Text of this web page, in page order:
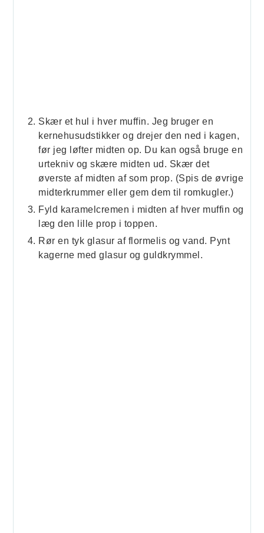
Skær et hul i hver muffin. Jeg bruger en
kernehusudstikker og drejer den ned i kagen,
før jeg løfter midten op. Du kan også bruge en
urtekniv og skære midten ud. Skær det
øverste af midten af som prop. (Spis de øvrige
midterkrummer eller gem dem til romkugler.)
Fyld karamelcremen i midten af hver muffin og
læg den lille prop i toppen.
Rør en tyk glasur af flormelis og vand. Pynt
kagerne med glasur og guldkrymmel.